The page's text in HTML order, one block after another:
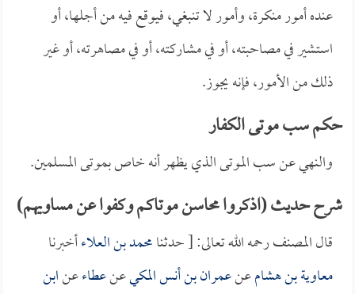
عنده أمور منكرة، وأمور لا تنبغي، فيوقع فيه من أجلها، أو
استشير في مصاحبته، أو في مشاركته، أو في مصاهرته، أو غير
ذلك من الأمور، فإنه يجوز.
حكم سب موتى الكفار
والنهي عن سب الموتى الذي يظهر أنه خاص بموتى المسلمين.
شرح حديث (اذكروا محاسن موتاكم وكفوا عن مساويهم)
قال المصنف رحمه الله تعالى: [ حدثنامحمد بن العلاءأخبرنا
معاوية بن هشامعنعمران بن أنس المكيعنعطاءعنابن